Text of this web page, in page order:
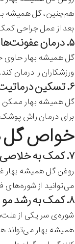
هم‌چنین، گل همیشه
بعد از عمل جراحی
۵. درمان عفونت‌های قارچی پوست
گل همیشه بهار حاوی
ورزشکاران را درمان کند.
۶. تسکین درماتیت تماسی
گل همیشه بهار ممکن
برای درمان راش پوشک
خواص گل
۷. کمک به خلاصی از شر شوره
روغن گل همیشه بهار
می‌توانید از
۸. کمک به رشد مو
شوره‌ی سر یکی از
همیشه بهار می‌تواند